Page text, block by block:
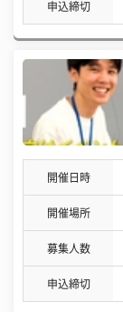
申込締切
開催日時
開催場所
募集人数
申込締切